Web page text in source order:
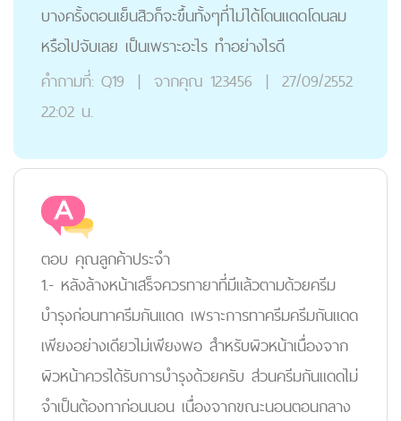
บางครั้งตอนเย็นสิวก็จะขึ้นทั้งๆที่ไม่ได้โดนแดดโดนลม
หรือไปจับเลย เป็นเพราะอะไร ทำอย่างไรดี
คำถามที่: Q19 | จากคุณ 123456 | 27/09/2552
22:02 น.
ตอบ คุณลูกค้าประจำ
1.- หลังล้างหน้าเสร็จควรทายาที่มีแล้วตามด้วยครีม
บำรุงก่อนทาครีมกันแดด เพราะการทาครีมครีมกันแดด
เพียงอย่างเดียวไม่เพียงพอ สำหรับผิวหน้าเนื่องจาก
ผิวหน้าควรได้รับการบำรุงด้วยครับ ส่วนครีมกันแดดไม่
จำเป็นต้องทาก่อนนอน เนื่องจากขณะนอนตอนกลาง